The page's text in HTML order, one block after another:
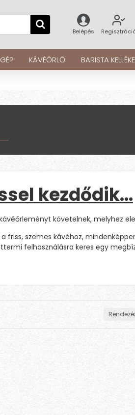
Belépés
KÁVÉŐRLŐ BARISTA
kezdődik…
követelnek, melyhez
friss, szemes kávéhoz,
felhasználásra keres egy